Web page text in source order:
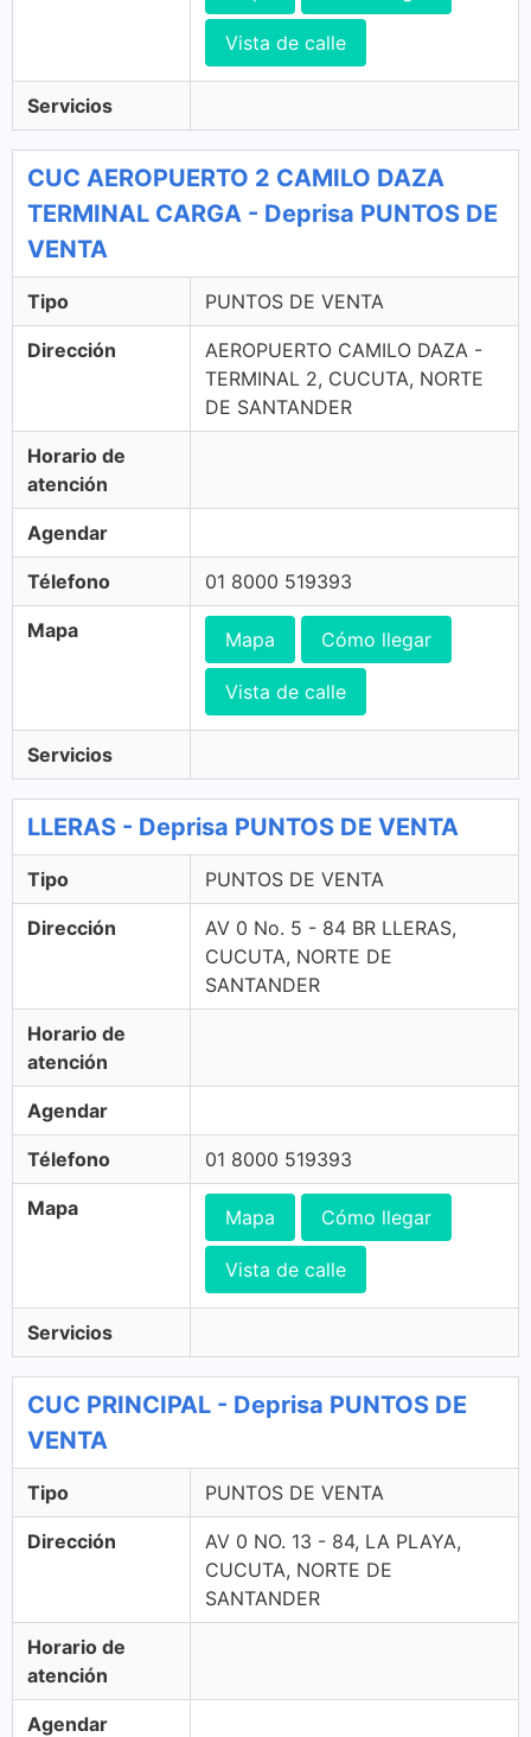
Vista de calle
Servicios
CUC AEROPUERTO 2 CAMILO DAZA
TERMINAL CARGA - Deprisa PUNTOS DE
VENTA
Tipo PUNTOS DE VENTA
Dirección
AEROPUERTO CAMILO DAZA -
TERMINAL 2, CUCUTA, NORTE
DE SANTANDER
Horario de
atención
Agendar
Télefono 01 8000 519393
Mapa Mapa Cómo llegar
Vista de calle
Servicios
LLERAS - Deprisa PUNTOS DE VENTA
Tipo PUNTOS DE VENTA
Dirección
AV 0 No. 5 - 84 BR LLERAS,
CUCUTA, NORTE DE
SANTANDER
Horario de
atención
Agendar
Télefono 01 8000 519393
Mapa Mapa Cómo llegar
Vista de calle
Servicios
CUC PRINCIPAL - Deprisa PUNTOS DE
VENTA
Tipo PUNTOS DE VENTA
Dirección
AV 0 NO. 13 - 84, LA PLAYA,
CUCUTA, NORTE DE
SANTANDER
Horario de
atención
Agendar